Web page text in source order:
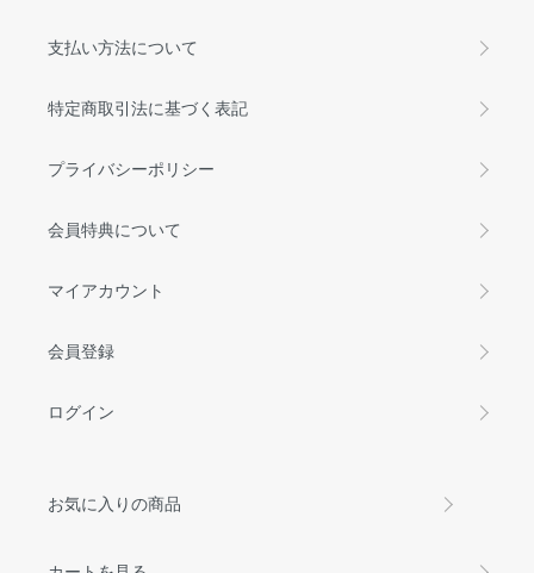
支払い方法について
特定商取引法に基づく表記
プライバシーポリシー
会員特典について
マイアカウント
会員登録
ログイン
お気に入りの商品